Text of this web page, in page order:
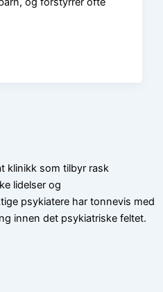
klinikk som tilbyr rask
lidelser og
psykiatere har tonnevis med
innen det psykiatriske feltet.